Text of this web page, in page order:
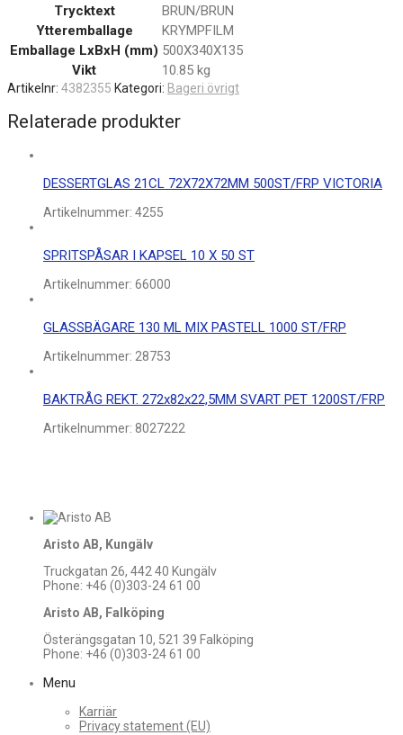
Trycktext
BRUN/BRUN
Ytteremballage
KRYMPFILM
Emballage LxBxH (mm) 500X340X135
Vikt
10.85 kg
Artikelnr: 4382355 Kategori: Bageri övrigt
Relaterade produkter
DESSERTGLAS 21CL 72X72X72MM 500ST/FRP VICTORIA
Artikelnummer: 4255
SPRITSPÅSAR I KAPSEL 10 X 50 ST
Artikelnummer: 66000
GLASSBÄGARE 130 ML MIX PASTELL 1000 ST/FRP
Artikelnummer: 28753
BAKTRÅG REKT. 272x82x22,5MM SVART PET 1200ST/FRP
Artikelnummer: 8027222
Aristo AB, Kungälv
Truckgatan 26, 442 40 Kungälv
Phone: +46 (0)303-24 61 00
Aristo AB, Falköping
Österängsgatan 10, 521 39 Falköping
Phone: +46 (0)303-24 61 00
Menu
Karriär
Privacy statement (EU)